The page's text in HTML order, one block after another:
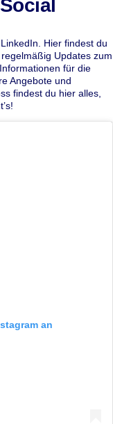
LinkedIn . Hier findest du
Updates zum
für die
Angebote und
findest du hier alles,
an